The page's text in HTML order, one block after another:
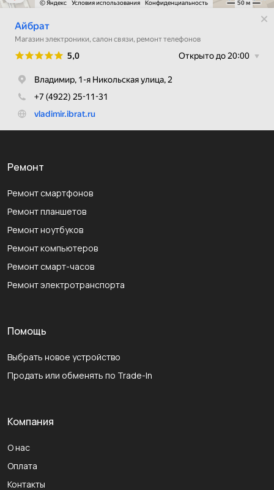
Ремонт
Ремонт смартфонов
Ремонт планшетов
Ремонт ноутбуков
Ремонт компьютеров
Ремонт смарт-часов
Ремонт электротранспорта
Помощь
Выбрать новое устройство
Продать или обменять по Trade-In
Компания
О нас
Оплата
Контакты